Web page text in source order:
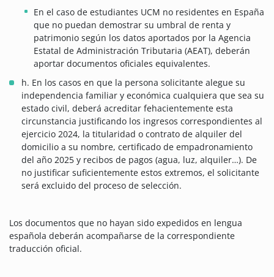
En el caso de estudiantes UCM no residentes en España
que no puedan demostrar su umbral de renta y
patrimonio según los datos aportados por la Agencia
Estatal de Administración Tributaria (AEAT), deberán
aportar documentos oficiales equivalentes.
h. En los casos en que la persona solicitante alegue su
independencia familiar y económica cualquiera que sea su
estado civil, deberá acreditar fehacientemente esta
circunstancia justificando los ingresos correspondientes al
ejercicio 2024, la titularidad o contrato de alquiler del
domicilio a su nombre, certificado de empadronamiento
del año 2025 y recibos de pagos (agua, luz, alquiler…). De
no justificar suficientemente estos extremos, el solicitante
será excluido del proceso de selección.
Los documentos que no hayan sido expedidos en lengua
española deberán acompañarse de la correspondiente
traducción oficial.